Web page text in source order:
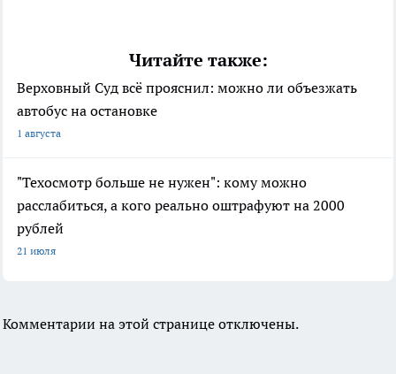
Читайте также:
Верховный Суд всё прояснил: можно ли объезжать
автобус на остановке
1 августа
"Техосмотр больше не нужен": кому можно
расслабиться, а кого реально оштрафуют на 2000
рублей
21 июля
Комментарии на этой странице отключены.